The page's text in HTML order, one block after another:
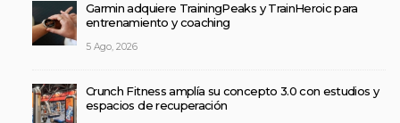
Garmin adquiere TrainingPeaks y TrainHeroic para
entrenamiento y coaching
5 Ago, 2026
Crunch Fitness amplía su concepto 3.0 con estudios y
espacios de recuperación